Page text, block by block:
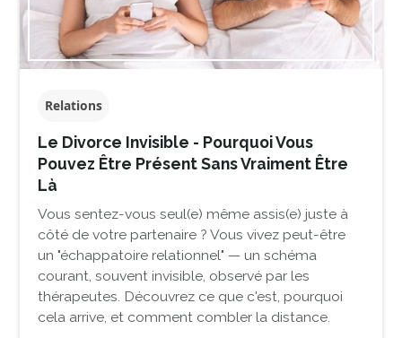
Relations
Le Divorce Invisible - Pourquoi Vous
Pouvez Être Présent Sans Vraiment Être
Là
Vous sentez-vous seul(e) même assis(e) juste à
côté de votre partenaire ? Vous vivez peut-être
un "échappatoire relationnel" — un schéma
courant, souvent invisible, observé par les
thérapeutes. Découvrez ce que c'est, pourquoi
cela arrive, et comment combler la distance.